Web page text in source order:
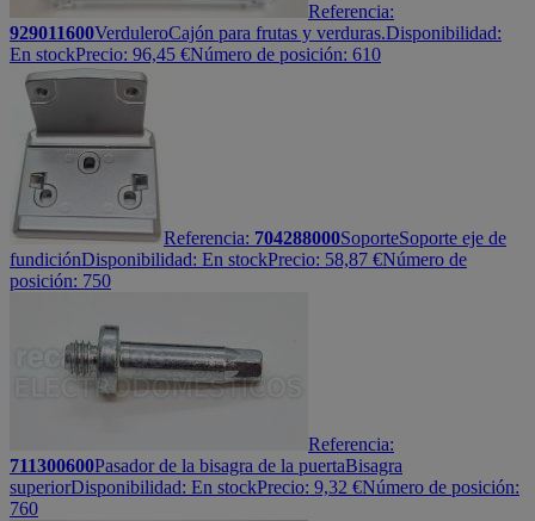
Referencia:
929011600VerduleroCajón para frutas y verduras.Disponibilidad:
En stockPrecio: 96,45 €Número de posición: 610
Referencia: 704288000SoporteSoporte eje de
fundiciónDisponibilidad: En stockPrecio: 58,87 €Número de
posición: 750
Referencia:
711300600Pasador de la bisagra de la puertaBisagra
superiorDisponibilidad: En stockPrecio: 9,32 €Número de posición:
760